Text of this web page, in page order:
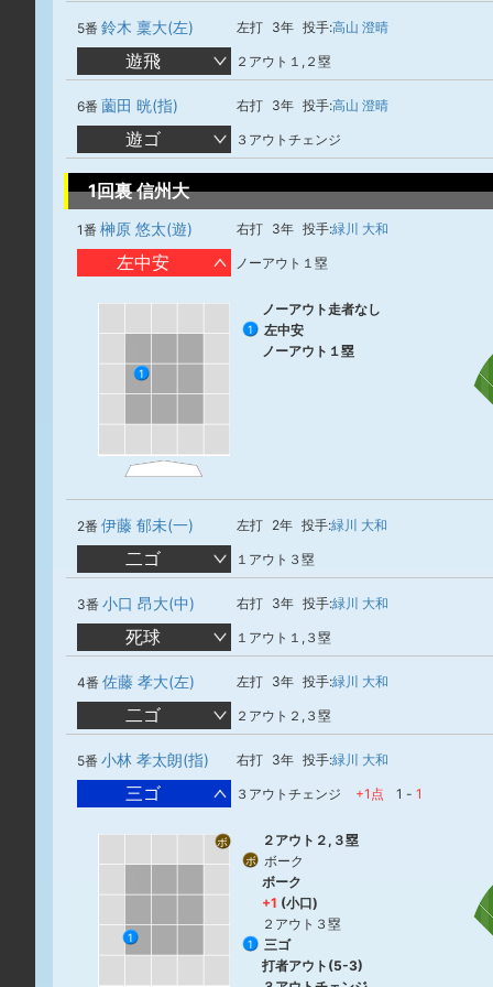
5番 鈴木 稟大(左) 左打 3年 投手:高山 澄晴
遊飛 ２アウト１,２塁
6番 薗田 晄(指) 右打 3年 投手:高山 澄晴
遊ゴ ３アウトチェンジ
1回裏 信州大
1番 榊原 悠太(遊) 右打 3年 投手:緑川 大和
左中安 ノーアウト１塁
1
ノーアウト走者なし
1
左中安
ノーアウト１塁
2番 伊藤 郁未(一) 左打 2年 投手:緑川 大和
二ゴ １アウト３塁
3番 小口 昂大(中) 右打 3年 投手:緑川 大和
死球 １アウト１,３塁
4番 佐藤 孝大(左) 左打 3年 投手:緑川 大和
二ゴ ２アウト２,３塁
5番 小林 孝太朗(指) 右打 3年 投手:緑川 大和
三ゴ ３アウトチェンジ +1点 1 - 1
ボ
1
２アウト２,３塁
ボ
ボーク
ボーク
+1 (小口)
２アウト３塁
1
三ゴ
打者アウト(5-3)